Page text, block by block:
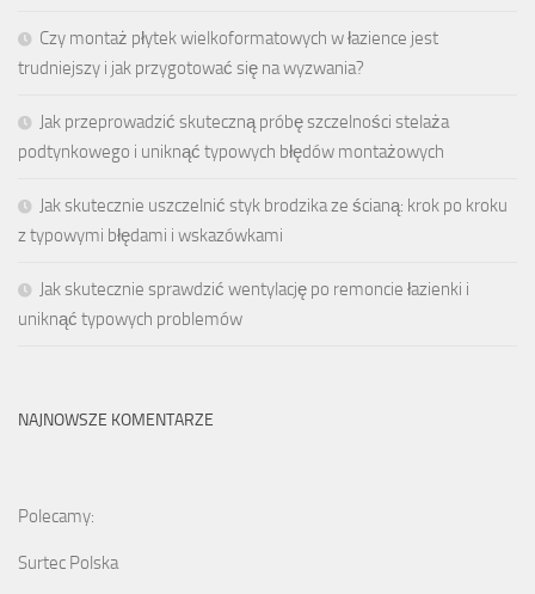
Czy montaż płytek wielkoformatowych w łazience jest
trudniejszy i jak przygotować się na wyzwania?
Jak przeprowadzić skuteczną próbę szczelności stelaża
podtynkowego i uniknąć typowych błędów montażowych
Jak skutecznie uszczelnić styk brodzika ze ścianą: krok po kroku
z typowymi błędami i wskazówkami
Jak skutecznie sprawdzić wentylację po remoncie łazienki i
uniknąć typowych problemów
NAJNOWSZE KOMENTARZE
Polecamy:
Surtec Polska